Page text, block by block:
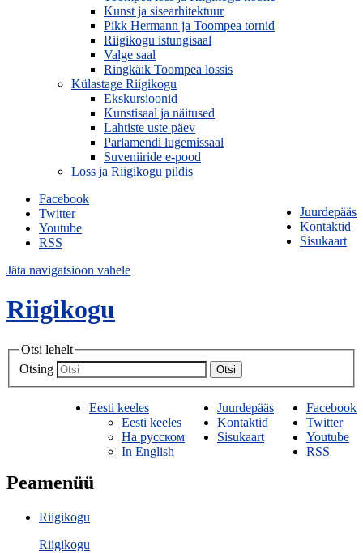
Kunst ja sisearhitektuur
Pikk Hermann ja Toompea tornid
Riigikogu istungisaal
Valge saal
Ringkäik Toompea lossis
Külastage Riigikogu
Ekskursioonid
Kunstisaal ja näitused
Lahtiste uste päev
Parlamendi lugemissaal
Suveniiride e-pood
Loss ja Riigikogu pildis
Juurdepääs
Kontaktid
Sisukaart
Facebook
Twitter
Youtube
RSS
Jäta navigatsioon vahele
Riigikogu
Otsi lehelt
Otsing
Otsi
Facebook
Twitter
Youtube
RSS
Juurdepääs
Kontaktid
Sisukaart
Eesti keeles
Eesti keeles
На русском
In English
Peamenüü
Riigikogu
Riigikogu